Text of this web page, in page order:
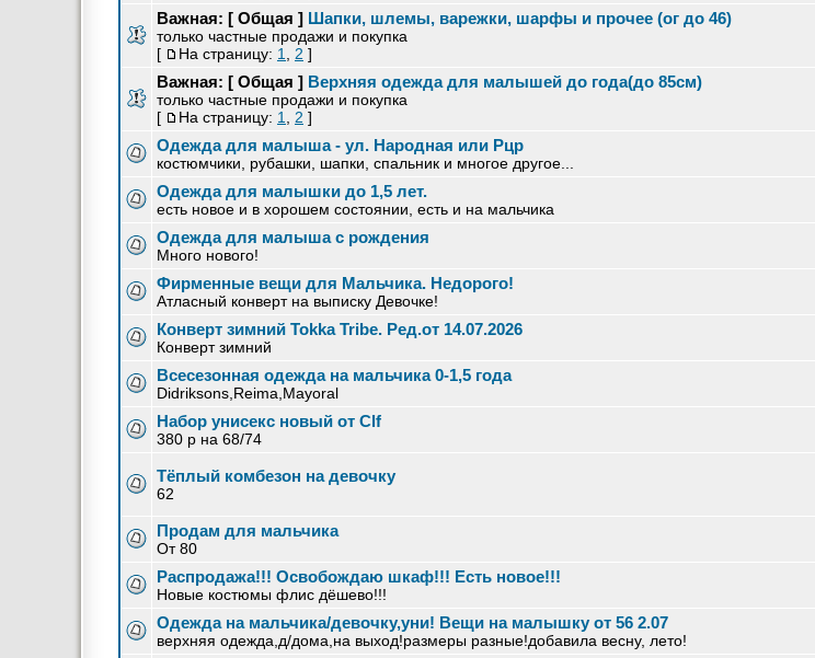
Важная: [ Общая ] Шапки, шлемы, варежки, шарфы и прочее (ог до 46)
только частные продажи и покупка
[
На страницу: 1 2 ]
Важная: [ Общая ] Верхняя одежда для малышей до года(до 85см)
только частные продажи и покупка
[
На страницу: 1 2 ]
Одежда для малыша - ул. Народная или Рцр
костюмчики, рубашки, шапки, спальник и многое другое...
Одежда для малышки до 1,5 лет.
есть новое и в хорошем состоянии, есть и на мальчика
Одежда для малыша с рождения
Много нового!
Фирменные вещи для Мальчика. Недорого!
Атласный конверт на выписку Девочке!
Конверт зимний Tokka Tribe. Ред.от 14.07.2026
Конверт зимний
Всесезонная одежда на мальчика 0-1,5 года
Didriksons,Reima,Mayoral
Набор унисекс новый от Clf
380 р на 68/74
Тёплый комбезон на девочку
62
Продам для мальчика
От 80
Распродажа!!! Освобождаю шкаф!!! Есть новое!!!
Новые костюмы флис дёшево!!!
Одежда на мальчика/девочку,уни! Вещи на малышку от 56 2.07
верхняя одежда,д/дома,на выход!размеры разные!добавила весну, лето!